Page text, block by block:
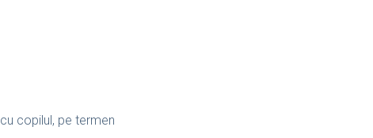
copilul, pe termen